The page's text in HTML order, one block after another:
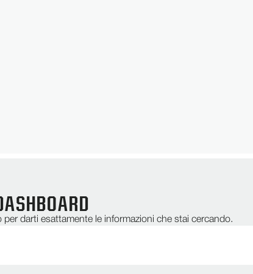
sulle tue apparecchiature di irrigazione compatibili.
darti esattamente le informazioni che stai cercando.